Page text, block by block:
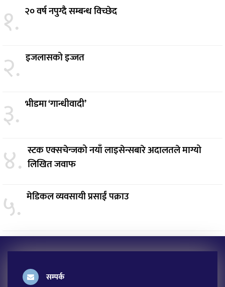
१. २० वर्ष नपुग्दै सम्बन्ध विच्छेद
२. इजलासको इज्जत
३. भीडमा ‘गान्धीवादी’
४. स्टक एक्सचेन्जको नयाँ लाइसेन्सबारे अदालतले माग्यो
लिखित जवाफ
५. मेडिकल व्यवसायी प्रसाईं पक्राउ
सम्पर्क